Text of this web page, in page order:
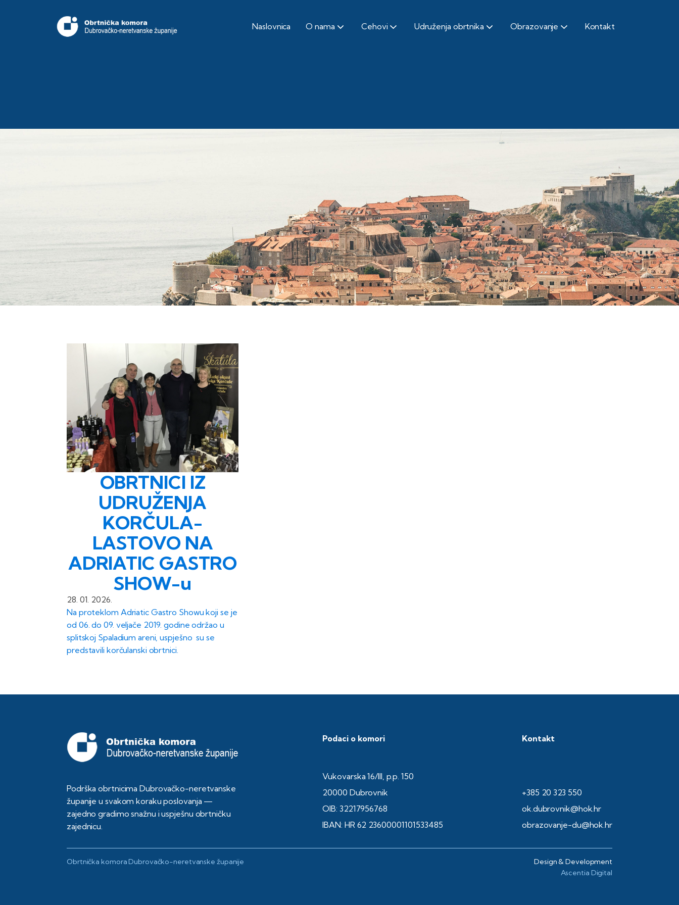
Naslovnica O nama Cehovi Udruženja obrtnika Obrazovanje Kontakt
OBRTNICI IZ
UDRUŽENJA
KORČULA-
LASTOVO NA
ADRIATIC GASTRO
SHOW-u
28. 01. 2026.
Na proteklom Adriatic Gastro Showu koji se je
od 06. do 09. veljače 2019. godine održao u
splitskoj Spaladium areni, uspješno su se
predstavili korčulanski obrtnici.
Podrška obrtnicima Dubrovačko-neretvanske
županije u svakom koraku poslovanja —
zajedno gradimo snažnu i uspješnu obrtničku
zajednicu.
Podaci o komori
Vukovarska 16/III, p.p. 150
20000 Dubrovnik
OIB: 32217956768
IBAN: HR 62 23600001101533485
Kontakt
+385 20 323 550
ok.dubrovnik@hok.hr
obrazovanje-du@hok.hr
Obrtnička komora Dubrovačko-neretvanske županije
Design & Development
Ascentia Digital